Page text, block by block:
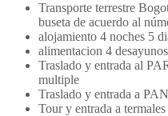
Transporte terrestre
buseta de acuerdo al
alojamiento 4 noches 5
alimentacion 4
Traslado y entrada al
multiple
Traslado y entrada a
Tour y entrada a